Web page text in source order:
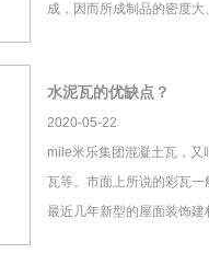
成，因而所成制品的密度大
水泥瓦的优缺点？
2020-05-22
mile米乐集团混凝土瓦，
瓦等。市面上所说的彩瓦
最近几年新型的屋面装饰